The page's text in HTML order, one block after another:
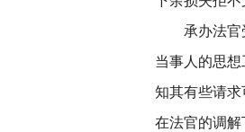
承办法
当事人的思
知其有些请
在法官的调